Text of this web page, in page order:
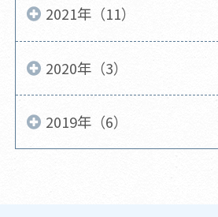
2021年（11）
2020年（3）
2019年（6）